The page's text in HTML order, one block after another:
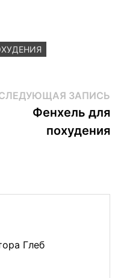
ЗАПИСЬ
Фенхель для
похудения
Глеб